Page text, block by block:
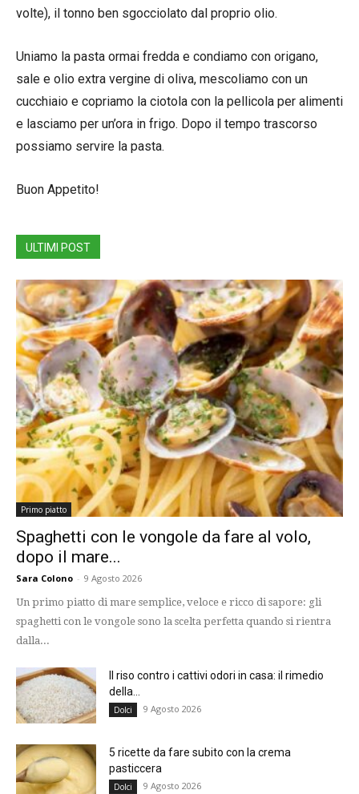
volte), il tonno ben sgocciolato dal proprio olio.
Uniamo la pasta ormai fredda e condiamo con origano,
sale e olio extra vergine di oliva, mescoliamo con un
cucchiaio e copriamo la ciotola con la pellicola per alimenti
e lasciamo per un’ora in frigo. Dopo il tempo trascorso
possiamo servire la pasta.
Buon Appetito!
ULTIMI POST
Primo piatto
Spaghetti con le vongole da fare al volo,
dopo il mare...
Sara Colono - 9 Agosto 2026
Un primo piatto di mare semplice, veloce e ricco di sapore: gli
spaghetti con le vongole sono la scelta perfetta quando si rientra
dalla...
Il riso contro i cattivi odori in casa: il rimedio
della...
Dolci 9 Agosto 2026
5 ricette da fare subito con la crema
pasticcera
Dolci 9 Agosto 2026